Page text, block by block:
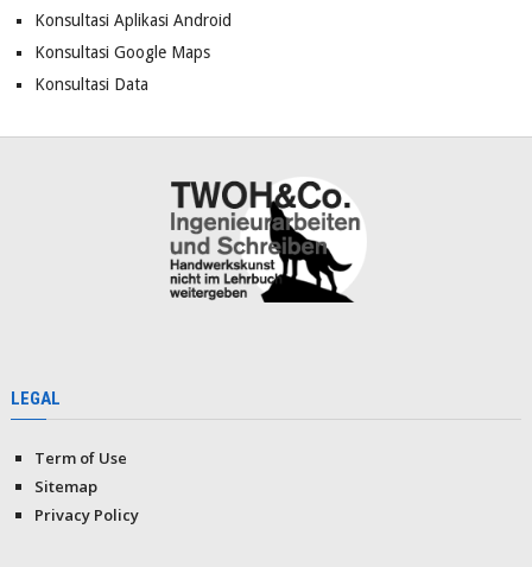
Konsultasi Aplikasi Android
Konsultasi Google Maps
Konsultasi Data
LEGAL
Term of Use
Sitemap
Privacy Policy